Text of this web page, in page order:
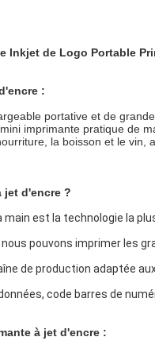
Inkjet de Logo Portable
:
portative et de
imprimante pratique de
la boisson et le vin,
jet d'encre ?
est la technologie la
pouvons imprimer les
de production adaptée
code barres de
à jet d'encre :